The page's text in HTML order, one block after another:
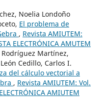
Noelia Londoño
El problema de
, Revista AMIUTEM:
ELECTRÓNICA AMUTEM
Rodríguez Martínez,
Cedillo, Carlos I.
del cálculo vectorial a
, Revista AMIUTEM: Vol.
AMIUTEM